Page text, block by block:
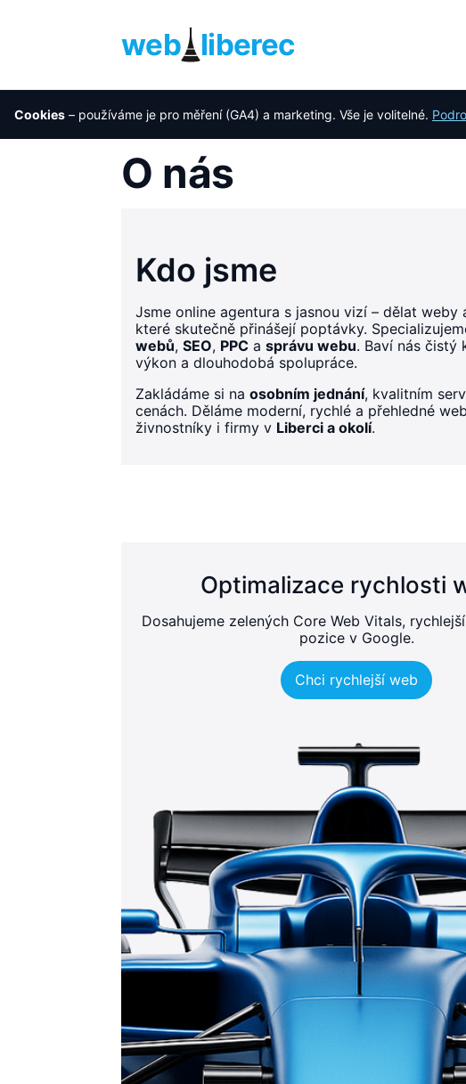
web liberec
Cookies – používáme je pro měření (GA4) a marketing. Vše je volitelné.
Úvod › O nás
O nás
Kdo jsme
Jsme online agentura s jasnou vizí – dělat weby
které skutečně přinášejí poptávky.
webů, SEO, PPC a správu webu. Baví nás čistý
výkon a dlouhodobá spolupráce.
Zakládáme si na osobním jednání, kvalitním
cenách. Děláme moderní, rychlé a přehledné
živnostníky i firmy v Liberci a okolí.
Optimalizace rychlosti
Dosahujeme zelených Core Web Vitals,
pozice v Google.
Chci rychlejší web